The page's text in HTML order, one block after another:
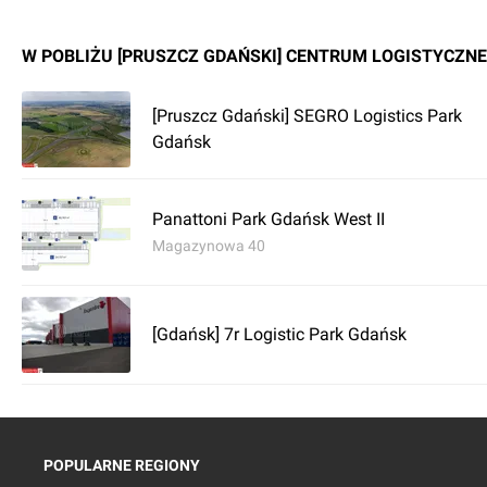
W POBLIŻU [PRUSZCZ GDAŃSKI] CENTRUM LOGISTYCZNE
[Pruszcz Gdański] SEGRO Logistics Park
Gdańsk
Panattoni Park Gdańsk West II
Magazynowa 40
[Gdańsk] 7r Logistic Park Gdańsk
POPULARNE REGIONY